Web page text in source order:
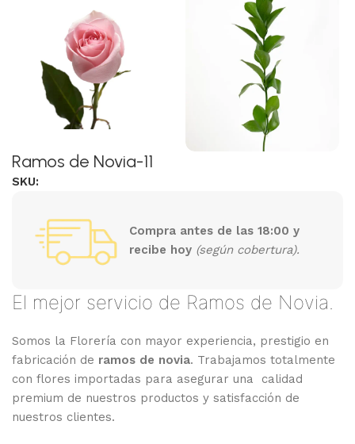
Ramos de Novia-11
SKU:
Compra antes de las 18:00 y
recibe hoy (según cobertura).
El mejor servicio de Ramos de Novia.
Somos la Florería con mayor experiencia, prestigio en
fabricación de ramos de novia. Trabajamos totalmente
con flores importadas para asegurar una calidad
premium de nuestros productos y satisfacción de
nuestros clientes.